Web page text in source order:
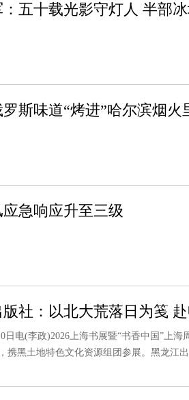
五十载光影守灯人 半部
斯味道“烤进”哈尔滨烟火
急响应升至三级
社：以北大荒落日为笺
(李政)2026上海书展暨“书香中国”上海
携黑土地特色文化资源组团参展。黑龙江